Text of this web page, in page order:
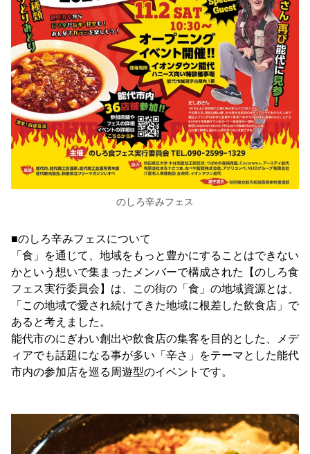
のしろ辛みフェス
■のしろ辛みフェスについて
「食」を通じて、地域をもっと豊かにすることはできない
かという想いで集まったメンバーで構成された【のしろ食
フェス実行委員会】は、この街の「食」の地域資源とは、
「この地域で愛され続けてきた地域に根差した飲食店」で
あると考えました。
能代市のにぎわい創出や飲食店の集客を目的とした、メデ
ィアでも話題になる事が多い「辛さ」をテーマとした能代
市内の参加店を巡る周遊型のイベントです。